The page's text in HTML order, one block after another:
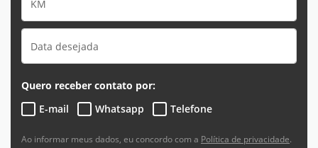
Quero receber contato por:
E-mail
Whatsapp Telefone
Ao informar meus dados, eu concordo com a Política de privacidade.